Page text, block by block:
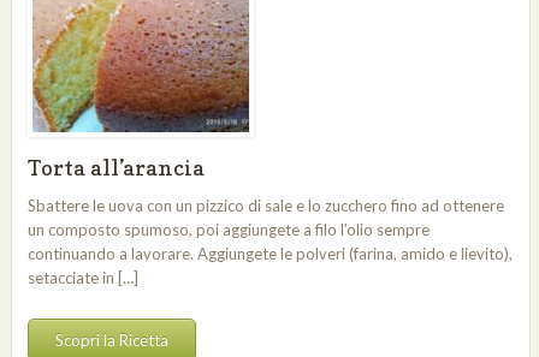
Torta all’arancia
Sbattere le uova con un pizzico di sale e lo zucchero fino ad ottenere
un composto spumoso, poi aggiungete a filo l’olio sempre
continuando a lavorare. Aggiungete le polveri (farina, amido e lievito),
setacciate in […]
Scopri la Ricetta